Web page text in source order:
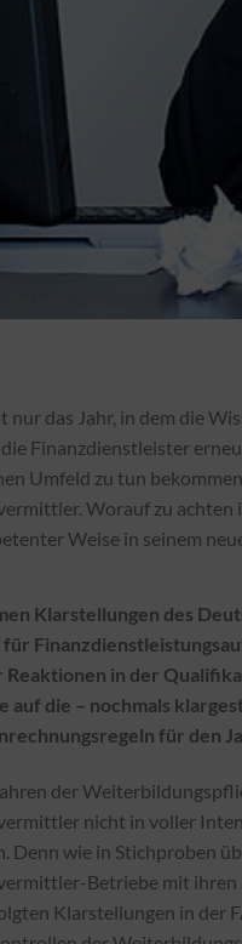
nur das Jahr, in dem die
die Finanzdienstleister
Umfeld zu tun
Worauf zu
Weise in seinem
Klarstellungen des
für
Reaktionen in der
auf die – nochmals
für den
der
nicht in voller
Denn wie in Stichproben
Betriebe mit
Klarstellungen in der